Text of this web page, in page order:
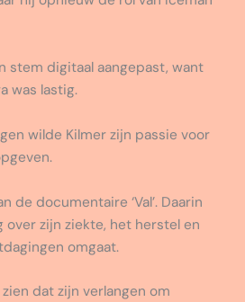
stem digitaal aangepast, want
was lastig.
wilde Kilmer zijn passie voor
de documentaire ‘Val’. Daarin
zijn ziekte, het herstel en
omgaat.
dat zijn verlangen om